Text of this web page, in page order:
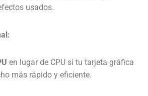
usados.
en lugar de CPU si tu tarjeta gráfica
más rápido y eficiente.